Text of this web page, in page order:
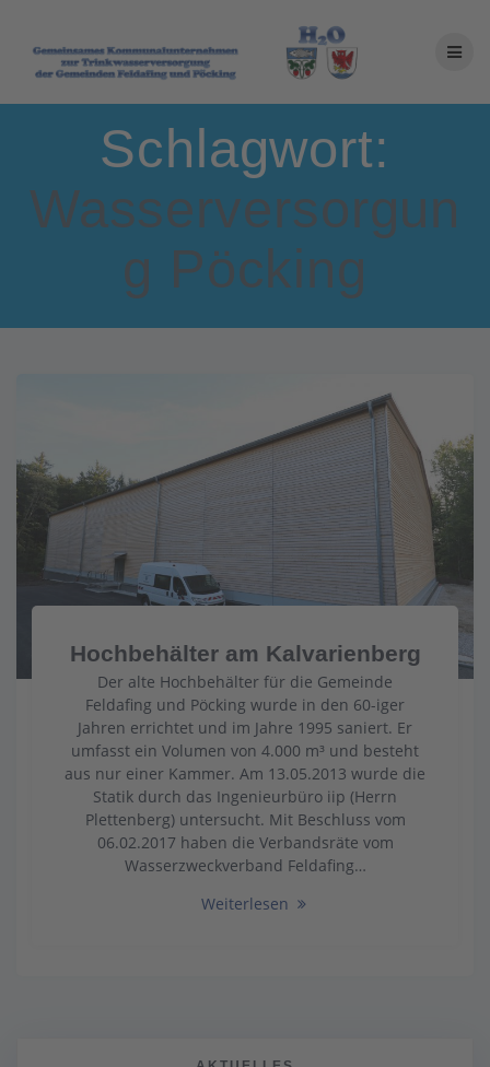
springen
Schlagwort:
Wasserversorgun
g Pöcking
Hochbehälter am Kalvarienberg
Der alte Hochbehälter für die Gemeinde
Feldafing und Pöcking wurde in den 60-iger
Jahren errichtet und im Jahre 1995 saniert. Er
umfasst ein Volumen von 4.000 m³ und besteht
aus nur einer Kammer. Am 13.05.2013 wurde die
Statik durch das Ingenieurbüro iip (Herrn
Plettenberg) untersucht. Mit Beschluss vom
06.02.2017 haben die Verbandsräte vom
Wasserzweckverband Feldafing…
Weiterlesen